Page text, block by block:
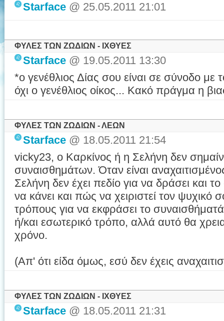
Starface @ 25.05.2011 21:01
ΦΥΛΕΣ ΤΩΝ ΖΩΔΙΩΝ - ΙΧΘΥΕΣ
Starface @ 19.05.2011 13:30
*ο γενέθλιος Δίας σου είναι σε σύνοδο
όχι ο γενέθλιος οίκος... Κακό πράγμα η
ΦΥΛΕΣ ΤΩΝ ΖΩΔΙΩΝ - ΛΕΩΝ
Starface @ 18.05.2011 21:54
vicky23, o Καρκίνος ή η Σελήνη δεν
συναισθημάτων. Όταν είναι
Σελήνη δεν έχει πεδίο για να δράσει και το
να κάνει και πώς να χειριστεί τον ψυχικό
τρόπους για να εκφράσει το
ή/και εσωτερικό τρόπο, αλλά αυτό θα
χρόνο.
(Απ' ότι είδα όμως, εσύ δεν έχεις
ΦΥΛΕΣ ΤΩΝ ΖΩΔΙΩΝ - ΙΧΘΥΕΣ
Starface @ 18.05.2011 21:31